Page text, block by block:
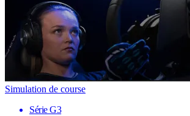
Simulation de course
Série G3